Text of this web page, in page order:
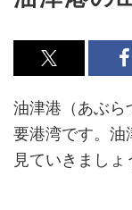
x<br>
で
記
事
を
油津港（あぶら
要港湾です。油
見ていきましょ